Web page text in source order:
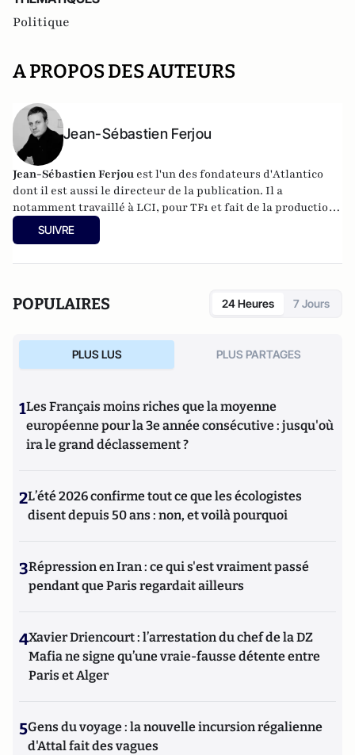
Politique
A PROPOS DES AUTEURS
Jean-Sébastien Ferjou
Jean-Sébastien Ferjou est l'un des fondateurs d'Atlantico
dont il est aussi le directeur de la publication. Il a
notamment travaillé à LCI, pour TF1 et fait de la production
télévisuelle.
SUIVRE
POPULAIRES 24 Heures 7 Jours
PLUS LUS PLUS PARTAGES
1Les Français moins riches que la moyenne
européenne pour la 3e année consécutive : jusqu'où
ira le grand déclassement ?
2L’été 2026 confirme tout ce que les écologistes
disent depuis 50 ans : non, et voilà pourquoi
3Répression en Iran : ce qui s'est vraiment passé
pendant que Paris regardait ailleurs
4Xavier Driencourt : l’arrestation du chef de la DZ
Mafia ne signe qu’une vraie-fausse détente entre
Paris et Alger
5Gens du voyage : la nouvelle incursion régalienne
d'Attal fait des vagues